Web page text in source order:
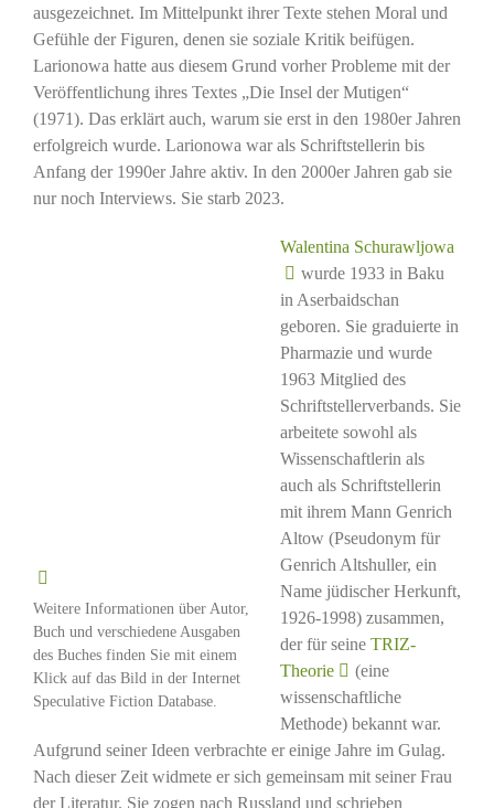
ausgezeichnet. Im Mittelpunkt ihrer Texte stehen Moral und
Gefühle der Figuren, denen sie soziale Kritik beifügen.
Larionowa hatte aus diesem Grund vorher Probleme mit der
Veröffentlichung ihres Textes „Die Insel der Mutigen“
(1971). Das erklärt auch, warum sie erst in den 1980er Jahren
erfolgreich wurde. Larionowa war als Schriftstellerin bis
Anfang der 1990er Jahre aktiv. In den 2000er Jahren gab sie
nur noch Interviews. Sie starb 2023.
Weitere Informationen über Autor,
Buch und verschiedene Ausgaben
des Buches finden Sie mit einem
Klick auf das Bild in der Internet
Speculative Fiction Database.
Walentina Schurawljowa
wurde 1933 in Baku
in Aserbaidschan
geboren. Sie graduierte in
Pharmazie und wurde
1963 Mitglied des
Schriftstellerverbands. Sie
arbeitete sowohl als
Wissenschaftlerin als
auch als Schriftstellerin
mit ihrem Mann Genrich
Altow (Pseudonym für
Genrich Altshuller, ein
Name jüdischer Herkunft,
1926-1998) zusammen,
der für seine TRIZ-
Theorie
(eine
wissenschaftliche
Methode) bekannt war.
Aufgrund seiner Ideen verbrachte er einige Jahre im Gulag.
Nach dieser Zeit widmete er sich gemeinsam mit seiner Frau
der Literatur. Sie zogen nach Russland und schrieben